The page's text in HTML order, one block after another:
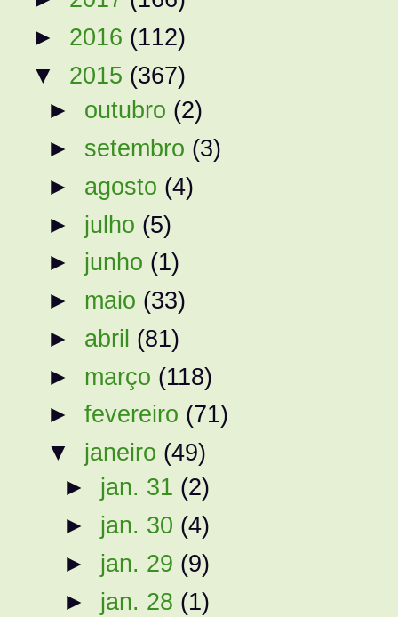
► 2016 (112)
▼ 2015 (367)
► outubro (2)
► setembro (3)
► agosto (4)
► julho (5)
► junho (1)
► maio (33)
► abril (81)
► março (118)
►fevereiro (71)
▼ janeiro (49)
► jan. 31 (2)
► jan. 30 (4)
► jan. 29 (9)
► jan. 28 (1)